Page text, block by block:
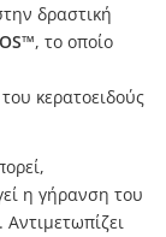
δραστική
, το οποίο
κερατοειδούς
η γήρανση του